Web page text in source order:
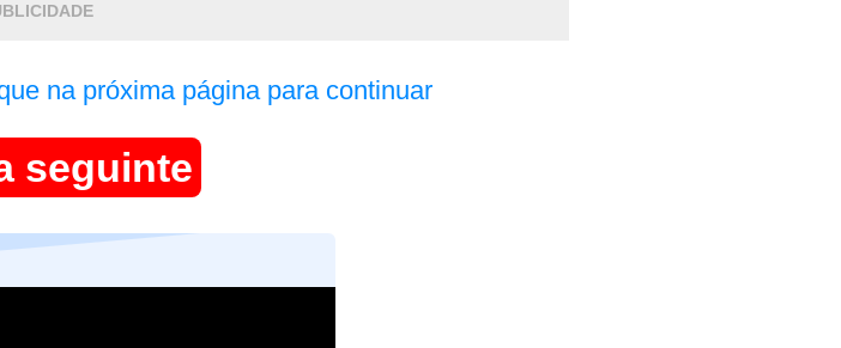
na próxima página para continuar
seguinte